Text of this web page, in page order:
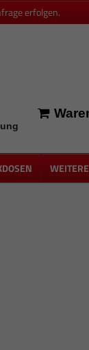
erfolgen.